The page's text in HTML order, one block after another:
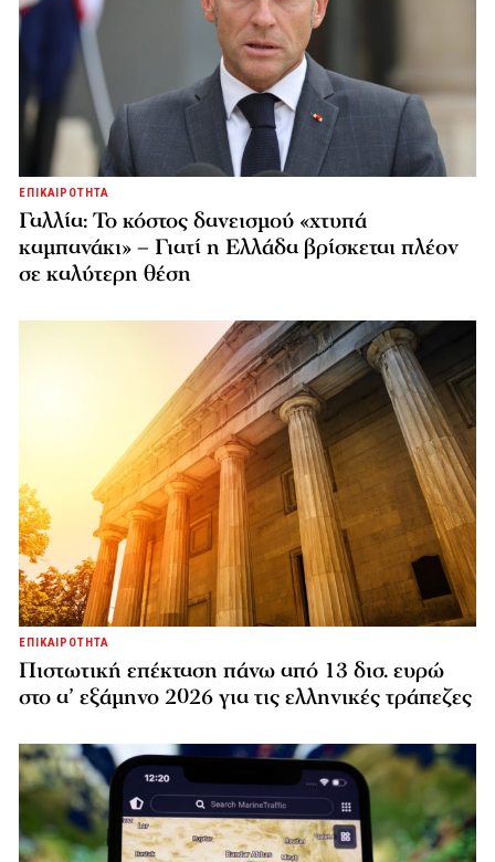
ΕΠΙΚΑΙΡΟΤΗΤΑ
Γαλλία: Το κόστος δανεισμού «χτυπά
καμπανάκι» – Γιατί η Ελλάδα βρίσκεται πλέον
σε καλύτερη θέση
ΕΠΙΚΑΙΡΟΤΗΤΑ
Πιστωτική επέκταση πάνω από 13 δισ. ευρώ
στο α’ εξάμηνο 2026 για τις ελληνικές τράπεζες